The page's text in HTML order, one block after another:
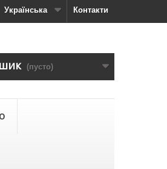
Контакти
Українська
(пусто)